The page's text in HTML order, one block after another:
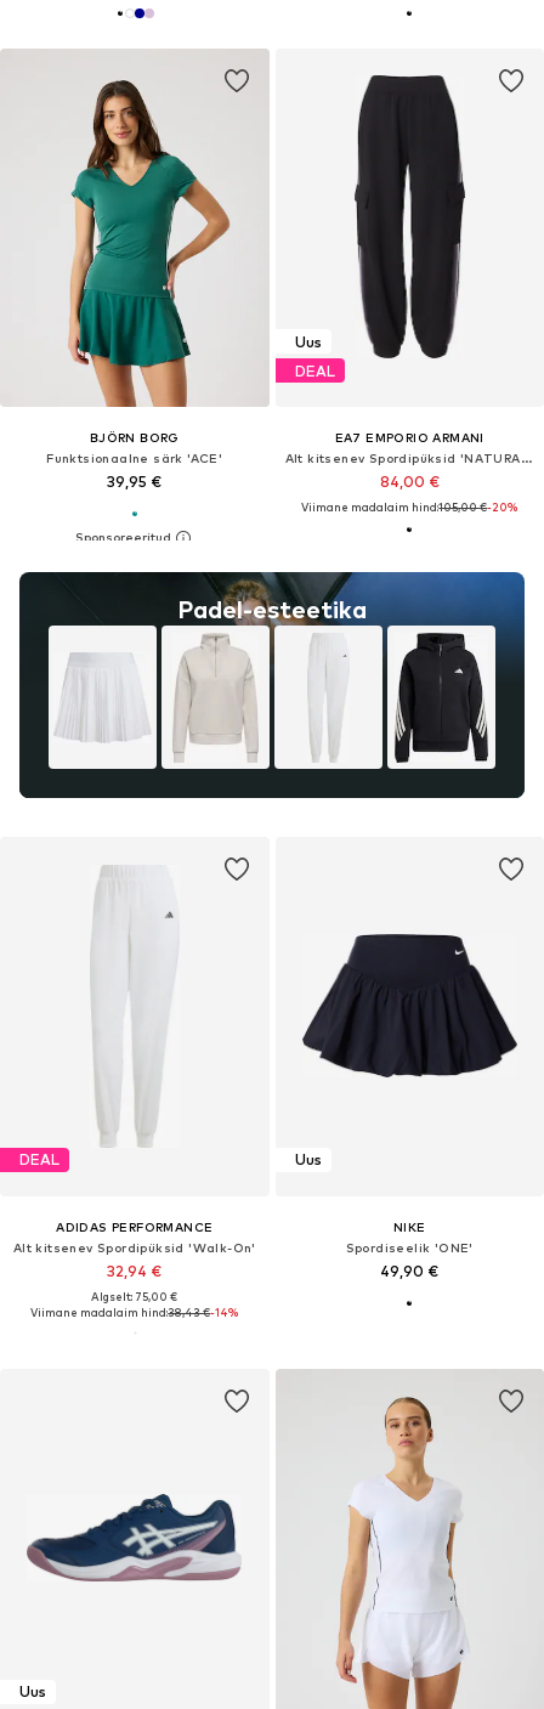
BJÖRN BORG
Funktsionaalne särk 'ACE'
39,95 €
Padel-esteetika
Uus
DEAL
EA7 EMPORIO ARMANI
Alt kitsenev Spordipüksid 'NATURAL VENTUS7'
84,00 €
Viimane madalaim hind:105,00 €-20%
DEAL
ADIDAS PERFORMANCE
Alt kitsenev Spordipüksid 'Walk-On'
32,94 €
Algselt: 75,00 €
Viimane madalaim hind:38,43 €-14%
Uus
NIKE
Spordiseelik 'ONE'
49,90 €
Uus